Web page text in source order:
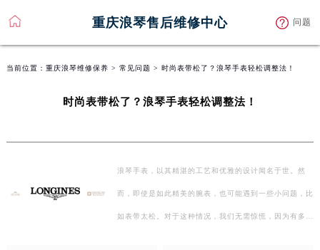
重庆浪琴售后维修中心 问题
当前位置： 重庆浪琴维修保养 > 常见问题 > 时尚表带松了？浪琴手表轻松调整法！
时尚表带松了？浪琴手表轻松调整法！
浪琴手表，以其精湛的工艺和优雅的设计闻名于世。然
而，即使是如此精美的腕表，也可能遇到一些小问题，比
如表带太松。对于这种情况，我们无需惊慌，因为有多种